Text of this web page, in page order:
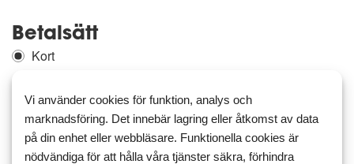
Betalsätt
Kort
Kontouppgifter
Är du redan medlem?Logga in
Namn
Vi använder cookies för funktion, analys och
marknadsföring. Det innebär lagring eller åtkomst av data
på din enhet eller webbläsare. Funktionella cookies är
nödvändiga för att hålla våra tjänster säkra, förhindra